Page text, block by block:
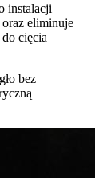
instalacji
oraz eliminuje
cięcia
bez